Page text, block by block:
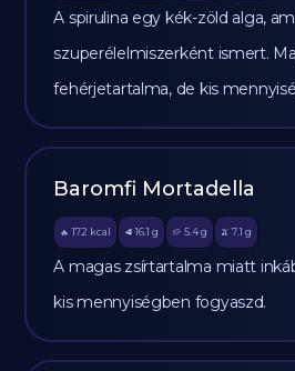
A spirulina egy kék-zöld alga,
szuperélelmiszerként ismert.
fehérjetartalma, de kis
Baromfi Mortadella
🔥 172 kcal 🥩 16.1 g 🥔 5.4g 🫒 7.1 g
A magas zsírtartalma miatt
kis mennyiségben fogyaszd.